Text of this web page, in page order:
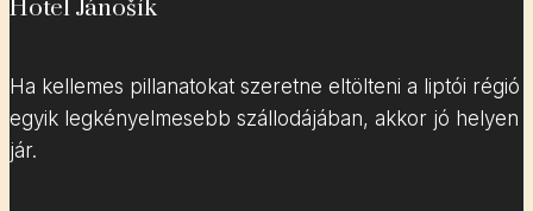
Hotel Jánošík
Ha kellemes pillanatokat szeretne eltölteni a liptói régió
egyik legkényelmesebb szállodájában, akkor jó helyen
jár.